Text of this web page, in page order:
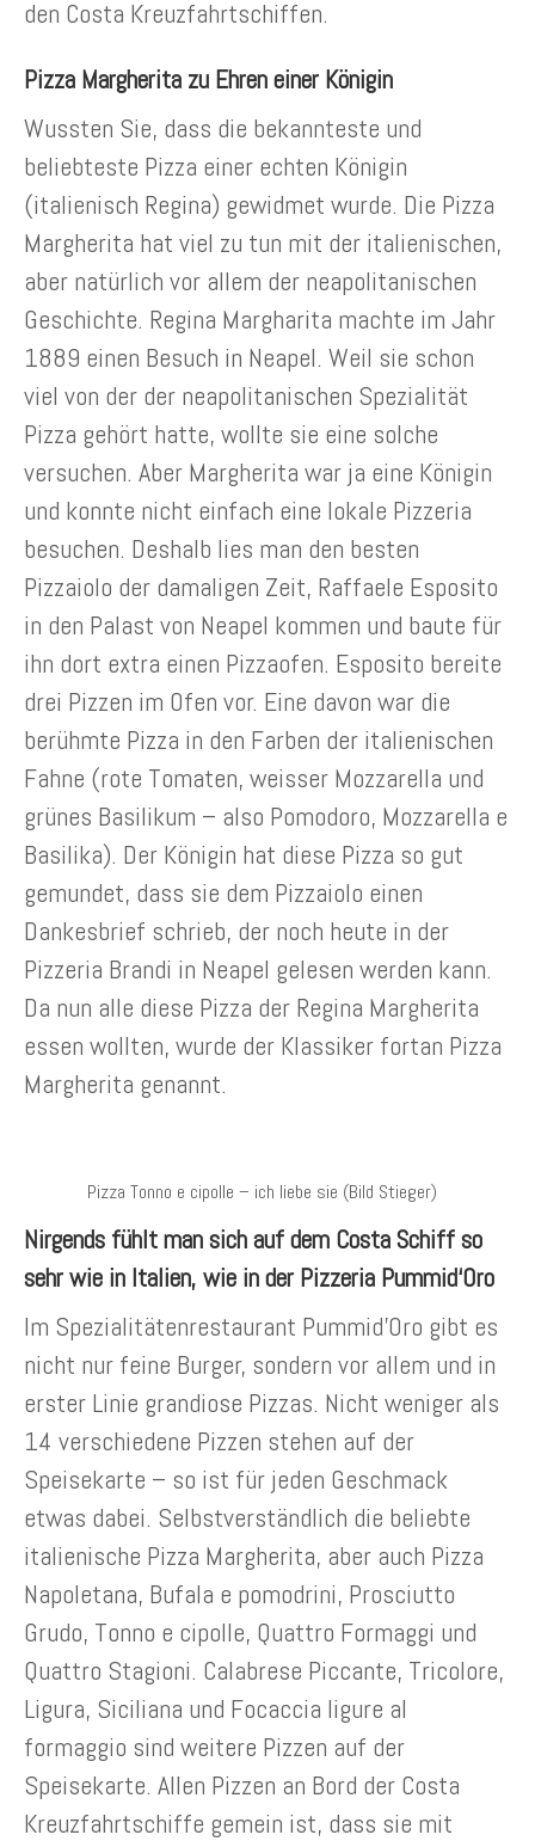
den Costa Kreuzfahrtschiffen.
Pizza Margherita zu Ehren einer Königin
Wussten Sie, dass die bekannteste und
beliebteste Pizza einer echten Königin
(italienisch Regina) gewidmet wurde. Die Pizza
Margherita hat viel zu tun mit der italienischen,
aber natürlich vor allem der neapolitanischen
Geschichte. Regina Margharita machte im Jahr
1889 einen Besuch in Neapel. Weil sie schon
viel von der der neapolitanischen Spezialität
Pizza gehört hatte, wollte sie eine solche
versuchen. Aber Margherita war ja eine Königin
und konnte nicht einfach eine lokale Pizzeria
besuchen. Deshalb lies man den besten
Pizzaiolo der damaligen Zeit, Raffaele Esposito
in den Palast von Neapel kommen und baute für
ihn dort extra einen Pizzaofen. Esposito bereite
drei Pizzen im Ofen vor. Eine davon war die
berühmte Pizza in den Farben der italienischen
Fahne (rote Tomaten, weisser Mozzarella und
grünes Basilikum – also Pomodoro, Mozzarella e
Basilika). Der Königin hat diese Pizza so gut
gemundet, dass sie dem Pizzaiolo einen
Dankesbrief schrieb, der noch heute in der
Pizzeria Brandi in Neapel gelesen werden kann.
Da nun alle diese Pizza der Regina Margherita
essen wollten, wurde der Klassiker fortan Pizza
Margherita genannt.
Pizza Tonno e cipolle – ich liebe sie (Bild Stieger)
Nirgends fühlt man sich auf dem Costa Schiff so
sehr wie in Italien, wie in der Pizzeria Pummid‘Oro
Im Spezialitätenrestaurant Pummid’Oro gibt es
nicht nur feine Burger, sondern vor allem und in
erster Linie grandiose Pizzas. Nicht weniger als
14 verschiedene Pizzen stehen auf der
Speisekarte – so ist für jeden Geschmack
etwas dabei. Selbstverständlich die beliebte
italienische Pizza Margherita, aber auch Pizza
Napoletana, Bufala e pomodrini, Prosciutto
Grudo, Tonno e cipolle, Quattro Formaggi und
Quattro Stagioni. Calabrese Piccante, Tricolore,
Ligura, Siciliana und Focaccia ligure al
formaggio sind weitere Pizzen auf der
Speisekarte. Allen Pizzen an Bord der Costa
Kreuzfahrtschiffe gemein ist, dass sie mit